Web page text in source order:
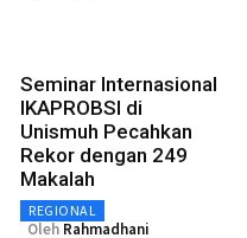
Seminar Internasional
IKAPROBSI di
Unismuh Pecahkan
Rekor dengan 249
Makalah
REGIONAL
Oleh Rahmadhani